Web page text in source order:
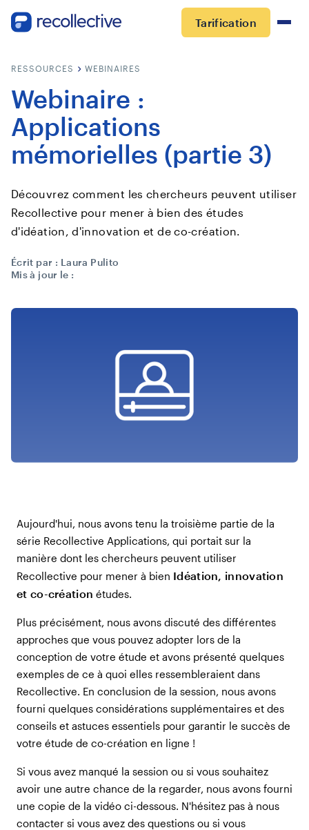
Tarification
RESSOURCES WEBINAIRES
Webinaire :
Applications
mémorielles (partie 3)
Découvrez comment les chercheurs peuvent utiliser
Recollective pour mener à bien des études
d'idéation, d'innovation et de co-création.
Écrit par : Laura Pulito
Mis à jour le :
Aujourd'hui, nous avons tenu la troisième partie de la
série Recollective Applications, qui portait sur la
manière dont les chercheurs peuvent utiliser
Recollective pour mener à bien Idéation, innovation
et co-création études.
Plus précisément, nous avons discuté des différentes
approches que vous pouvez adopter lors de la
conception de votre étude et avons présenté quelques
exemples de ce à quoi elles ressembleraient dans
Recollective. En conclusion de la session, nous avons
fourni quelques considérations supplémentaires et des
conseils et astuces essentiels pour garantir le succès de
votre étude de co-création en ligne !
Si vous avez manqué la session ou si vous souhaitez
avoir une autre chance de la regarder, nous avons fourni
une copie de la vidéo ci-dessous. N'hésitez pas à nous
contacter si vous avez des questions ou si vous